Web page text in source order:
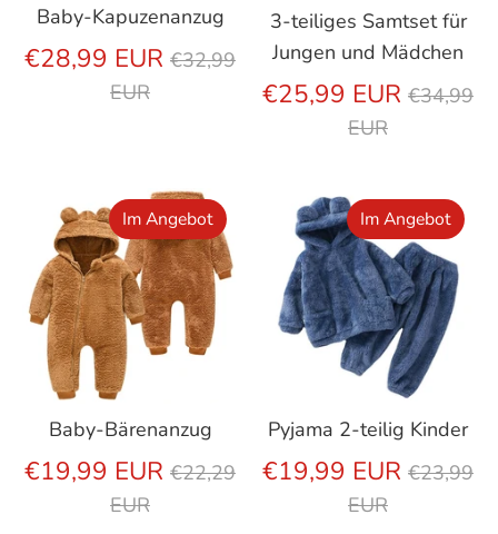
Baby-Kapuzenanzug
€28,99 EUR Regulärer
€32,99
EUR
3-teiliges Samtset für
Jungen und Mädchen
€25,99 EUR €34,99
EUR
Baby-Bärenanzug
€19,99 EUR Regulärer
€22,29
EUR
Im Angebot
Pyjama 2-teilig Kinder
€19,99 EUR €23,99
EUR
Im Angebot